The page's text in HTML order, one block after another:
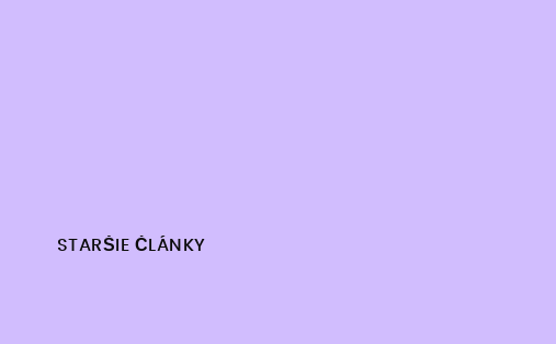
Navigácia
STARŠIE ČLÁNKY